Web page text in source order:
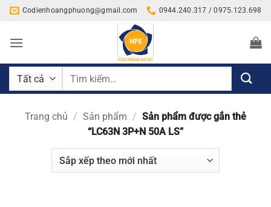
Bỏ
nội
Codienhoangphuong@gmail.com 0944.240.317 / 0975.123.698
Tìm
Trang chủ / Sản phẩm / Sản phẩm được gắn thẻ
“LC63N 3P+N 50A LS”